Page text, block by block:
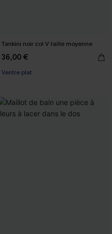
Tankini noir col V taille moyenne
36,00 €
Ventre plat